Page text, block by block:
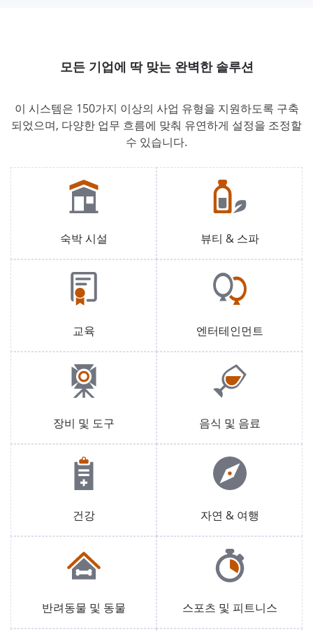
모든 기업에 딱 맞는 완벽한 솔루션
이 시스템은 150가지 이상의 사업 유형을 지원하도록 구축
되었으며, 다양한 업무 흐름에 맞춰 유연하게 설정을 조정할
수 있습니다.
숙박 시설 뷰티 & 스파
교육 엔터테인먼트
장비 및 도구 음식 및 음료
건강 자연 & 여행
반려동물 및 동물 스포츠 및 피트니스